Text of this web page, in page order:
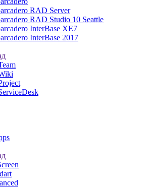
RAD Server
RAD Studio 10 Seattle
InterBase XE7
InterBase 2017